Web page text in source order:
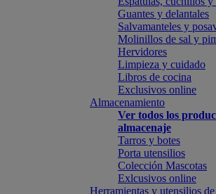
Guantes y delantales
Salvamanteles y
Molinillos de sal y
Hervidores
Limpieza y cuidado
Libros de cocina
Exclusivos online
Almacenamiento
Ver todos los
almacenaje
Tarros y botes
Porta utensilios
Colección Mascotas
Exlcusivos online
Herramientas y utensilios